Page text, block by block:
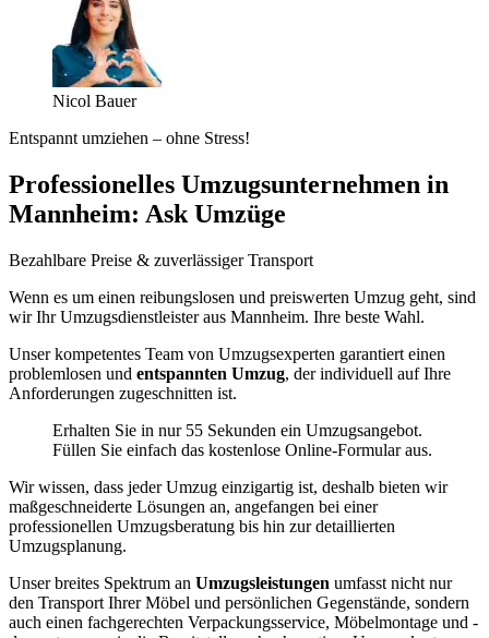
Nicol Bauer
Entspannt umziehen – ohne Stress!
Professionelles Umzugsunternehmen in
Mannheim: Ask Umzüge
Bezahlbare Preise & zuverlässiger Transport
Wenn es um einen reibungslosen und preiswerten Umzug geht, sind
wir Ihr Umzugsdienstleister aus Mannheim. Ihre beste Wahl.
Unser kompetentes Team von Umzugsexperten garantiert einen
problemlosen und entspannten Umzug, der individuell auf Ihre
Anforderungen zugeschnitten ist.
Erhalten Sie in nur 55 Sekunden ein Umzugsangebot.
Füllen Sie einfach das kostenlose Online-Formular aus.
Wir wissen, dass jeder Umzug einzigartig ist, deshalb bieten wir
maßgeschneiderte Lösungen an, angefangen bei einer
professionellen Umzugsberatung bis hin zur detaillierten
Umzugsplanung.
Unser breites Spektrum an Umzugsleistungen umfasst nicht nur
den Transport Ihrer Möbel und persönlichen Gegenstände, sondern
auch einen fachgerechten Verpackungsservice, Möbelmontage und -